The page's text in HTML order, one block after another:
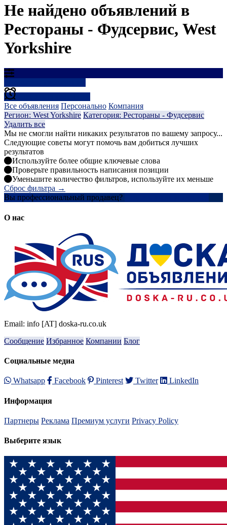
Не найдено объявлений в
Рестораны - Фудсервис, West
Yorkshire
Все объявления Персонально Компания
Регион: West Yorkshire Категория: Рестораны - Фудсервис
Удалить все
Мы не смогли найти никаких результатов по вашему запросу...
Следующие советы могут помочь вам добиться лучших
результатов
Используйте более общие ключевые слова
Проверьте правильность написания позиции
Уменьшите количество фильтров, используйте их меньше
Сброс фильтра →
Вы профессиональный продавец?
О нас
Email: info [AT] doska-ru.co.uk
Сообщение Избранное Компании Блог
Социальные медиа
Whatsapp Facebook Pinterest Twitter LinkedIn
Информация
Партнеры Реклама Премиум услуги Privacy Policy
Выберите язык